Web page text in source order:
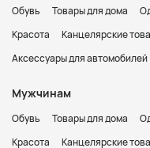
Обувь Товары для дома
Красота
Канцелярские
Аксессуары для автомобилей
Мужчинам
Обувь Товары для дома
Красота
Канцелярские